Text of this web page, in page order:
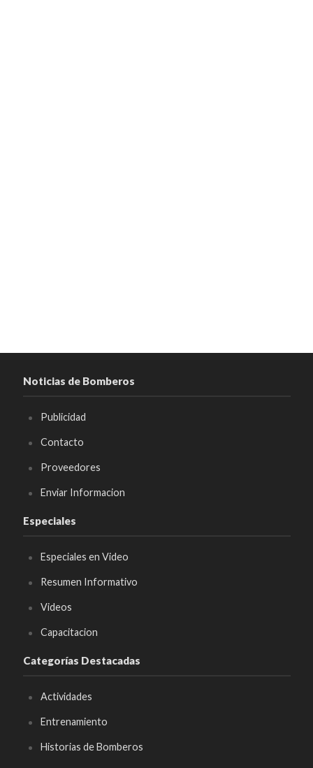
Noticias de Bomberos
Publicidad
Contacto
Proveedores
Enviar Informacion
Especiales
Especiales en Video
Resumen Informativo
Videos
Capacitacion
Categorías Destacadas
Actividades
Entrenamiento
Historias de Bomberos